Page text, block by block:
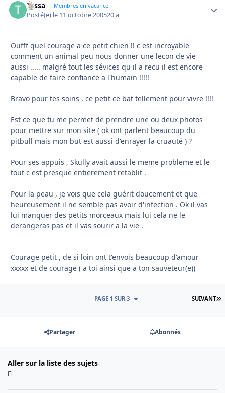
Tessa Membres en vacance
Posté(e) le 11 octobre 200520 a
Oufff quel courage a ce petit chien !! c est incroyable
comment un animal peu nous donner une lecon de vie
aussi ..... malgré tout les sévices qu il a recu il est encore
capable de faire confiance a l'humain !!!!!
Bravo pour tes soins , ce petit ce bat tellement pour vivre !!!!
Est ce que tu me permet de prendre une ou deux photos
pour mettre sur mon site ( ok ont parlent beaucoup du
pitbull mais mon but est aussi d'enrayer la cruauté ) ?
Pour ses appuis , Skully avait aussi le meme probleme et le
tout c est presque entierement retablit .
Pour la peau , je vois que cela guérit doucement et que
heureusement il ne semble pas avoir d'infection . Ok il vas
lui manquer des petits morceaux mais lui cela ne le
derangeras pas et il vas sourir a la vie .
Courage petit , de si loin ont t'envois beaucoup d'amour
xxxxx et de courage ( a toi ainsi que a ton sauveteur(e))
SUIVANT
PAGE 1 SUR 3
Partager Abonnés
Aller sur la liste des sujets